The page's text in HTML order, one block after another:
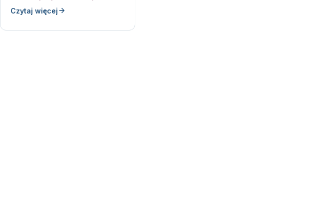
się tempo cięcia i wysoka…
Czytaj więcej